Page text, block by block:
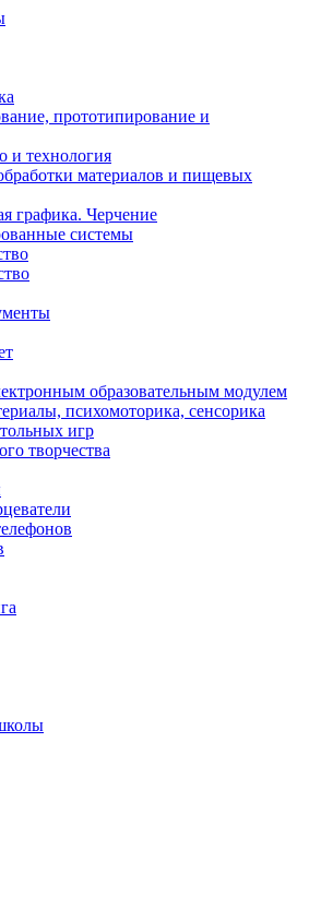
прототипирование и
и технология
материалов и пищевых
графика. Черчение
системы
образовательным модулем
психомоторика, сенсорика
игр
творчества